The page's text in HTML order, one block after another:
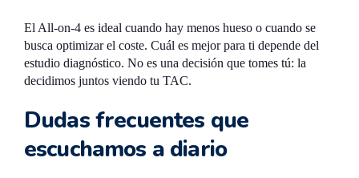
El All-on-4 es ideal cuando hay menos hueso o cuando se
busca optimizar el coste. Cuál es mejor para ti depende del
estudio diagnóstico. No es una decisión que tomes tú: la
decidimos juntos viendo tu TAC.
Dudas frecuentes que
escuchamos a diario